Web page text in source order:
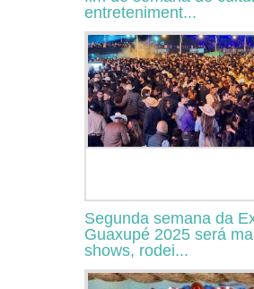
entreteniment...
Segunda semana da
Guaxupé 2025 será
shows, rodei...